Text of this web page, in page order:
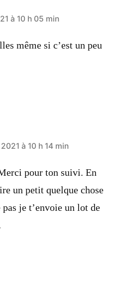
à 10 h 05 min
même si c’est un peu
à 10 h 14 min
pour ton suivi. En
un petit quelque chose
je t’envoie un lot de